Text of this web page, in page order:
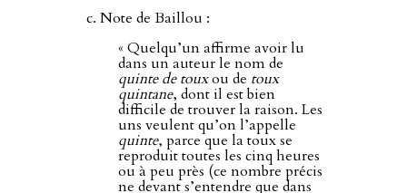
Note de Baillou :
« Quelqu’un affirme avoir lu
dans un auteur le nom de
quinte de touxou de toux
quintane, dont il est bien
difficile de trouver la raison. Les
uns veulent qu’on l’appelle
quinte, parce que la toux se
reproduit toutes les cinq heures
ou à peu près (ce nombre précis
ne devant s’entendre que dans